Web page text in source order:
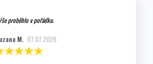
proběhlo v pořádku.
M. 07.07.2026